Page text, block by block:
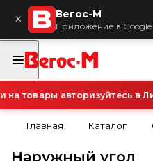
× Вегос-М
Приложение в Google
товары авторизуйтесь в
Главная Каталог
Наружный угол